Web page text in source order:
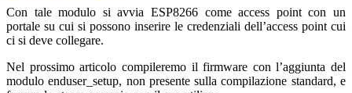
Con tale modulo si avvia ESP8266 come access point con un
portale su cui si possono inserire le credenziali dell’access point cui
ci si deve collegare.
Nel prossimo articolo compileremo il firmware con l’aggiunta del
modulo enduser_setup, non presente sulla compilazione standard, e